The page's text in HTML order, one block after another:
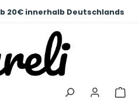
20€ innerhalb Deutschlands